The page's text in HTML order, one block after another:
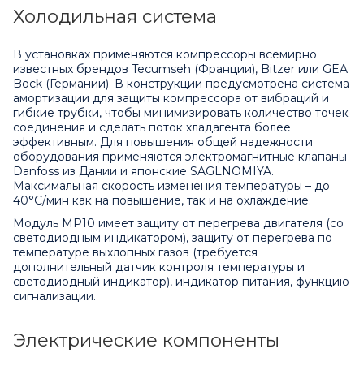
Холодильная система
В установках применяются компрессоры всемирно
известных брендов Tecumseh (Франции), Bitzer или GEA
Bock (Германии). В конструкции предусмотрена система
амортизации для защиты компрессора от вибраций и
гибкие трубки, чтобы минимизировать количество точек
соединения и сделать поток хладагента более
эффективным. Для повышения общей надежности
оборудования применяются электромагнитные клапаны
Danfoss из Дании и японские SAGLNOMIYA.
Максимальная скорость изменения температуры – до
40°C/мин как на повышение, так и на охлаждение.
Модуль MP10 имеет защиту от перегрева двигателя (со
светодиодным индикатором), защиту от перегрева по
температуре выхлопных газов (требуется
дополнительный датчик контроля температуры и
светодиодный индикатор), индикатор питания, функцию
сигнализации.
Электрические компоненты